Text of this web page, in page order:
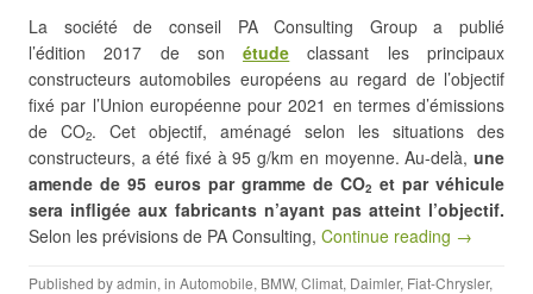
La société de conseil PA Consulting Group a publié
l’édition 2017 de sonétude classant les principaux
constructeurs automobiles européens au regard de l’objectif
fixé par l’Union européenne pour 2021 en termes d’émissions
de CO2. Cet objectif, aménagé selon les situations des
constructeurs, a été fixé à 95 g/km en moyenne. Au-delà, une
amende de 95 euros par gramme de CO2 et par véhicule
sera infligée aux fabricants n’ayant pas atteint l’objectif.
Selon les prévisions de PA Consulting, Continue reading →
Published byadmin, in Automobile, BMW, Climat, Daimler, Fiat-Chrysler,